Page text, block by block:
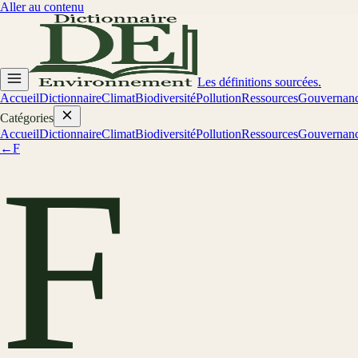
Aller au contenu
Les définitions sourcées.
AccueilDictionnaireClimatBiodiversitéPollutionRessources
Catégories
AccueilDictionnaireClimatBiodiversitéPollutionRessources
←F
F